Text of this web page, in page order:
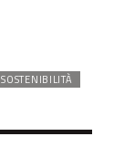
SOSTENIBILITÀ